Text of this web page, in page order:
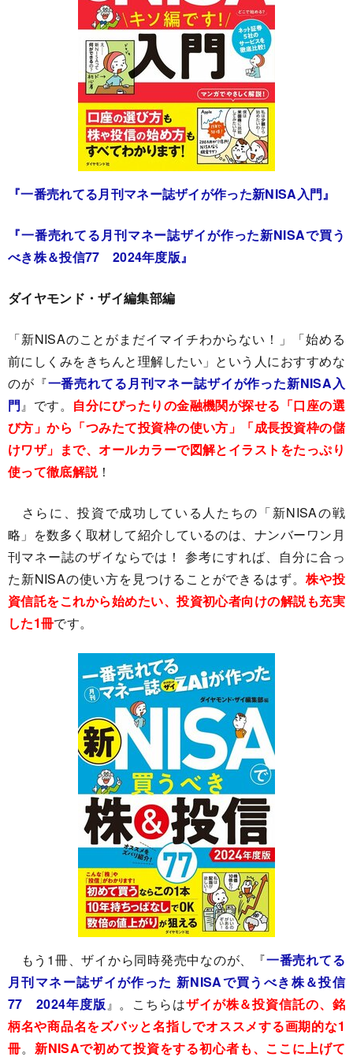
『一番売れてる月刊マネー誌ザイが作った新NISA入門』
『一番売れてる月刊マネー誌ザイが作った新NISAで買う
べき株＆投信77 2024年度版』
ダイヤモンド・ザイ編集部編
「新NISAのことがまだイマイチわからない！」「始める
前にしくみをきちんと理解したい」という人におすすめな
のが『一番売れてる月刊マネー誌ザイが作った新NISA入
門』です。 自分にぴったりの金融機関が探せる「口座の選
び方」から「つみたて投資枠の使い方」「成長投資枠の儲
けワザ」まで、オールカラーで図解とイラストをたっぷり
使って徹底解説！
さらに、投資で成功している人たちの「新NISAの戦
略」を数多く取材して紹介しているのは、ナンバーワン月
刊マネー誌のザイならでは！ 参考にすれば、自分に合っ
た新NISAの使い方を見つけることができるはず。 株や投
資信託をこれから始めたい、投資初心者向けの解説も充実
した1冊です。
もう1冊、ザイから同時発売中なのが、『一番売れてる
月刊マネー誌ザイが作った 新NISAで買うべき株＆投信
77 2024年度版』。こちらはザイが株＆投資信託の、銘
柄名や商品名をズバッと名指しでオススメする画期的な1
冊。 新NISAで初めて投資をする初心者も、ここに上げて